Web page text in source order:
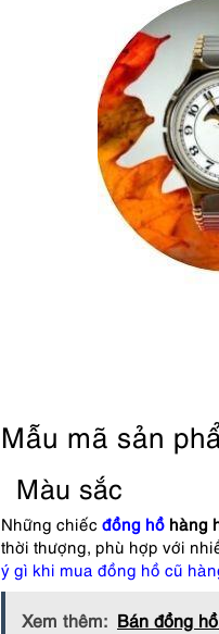
Mẫu mã sản
Màu sắc
Những chiếc đồng hồ hàng
thời thượng, phù hợp với
ý gì khi mua đồng hồ cũ
Xem thêm: Bán đồng